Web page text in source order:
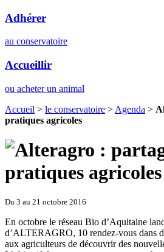
Adhérer
au conservatoire
Accueillir
ou acheter un animal
Accueil > le conservatoire > Agenda >
pratiques agricoles
Du 3 au 21 octobre 2016
En octobre le réseau Bio d’Aquitaine
d’ALTERAGRO, 10 rendez-vous dans
aux agriculteurs de découvrir des